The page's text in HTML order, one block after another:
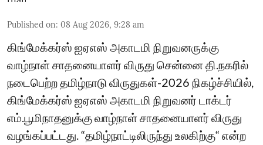
Published on: 08 Aug 2026, 9:28 am
கிங்மேக்கர்ஸ் ஐஏஎஸ் அகாடமி நிறுவனருக்கு
வாழ்நாள் சாதனையாளர் விருது சென்னை தி.நகரில்
நடைபெற்ற தமிழ்நாடு விருதுகள்-2026 நிகழ்ச்சியில்,
கிங்மேக்கர்ஸ் ஐஏஎஸ் அகாடமி நிறுவனர் டாக்டர்
எம்.பூமிநாதனுக்கு வாழ்நாள் சாதனையாளர் விருது
வழங்கப்பட்டது. “தமிழ்நாட்டிலிருந்து உலகிற்கு“ என்ற